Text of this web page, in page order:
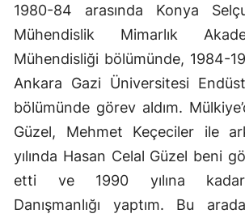
1980-84 arasında Konya
Mühendislik Mimarlık
Mühendisliği bölümünde, 1984-
Ankara Gazi Üniversitesi
bölümünde görev aldım.
Güzel, Mehmet Keçeciler ile
yılında Hasan Celal Güzel beni
etti ve 1990 yılına kadar
Danışmanlığı yaptım. Bu